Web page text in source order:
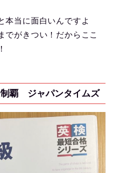
本当に面白いんですよ
でがきつい！だからここ
制覇 ジャパンタイムズ